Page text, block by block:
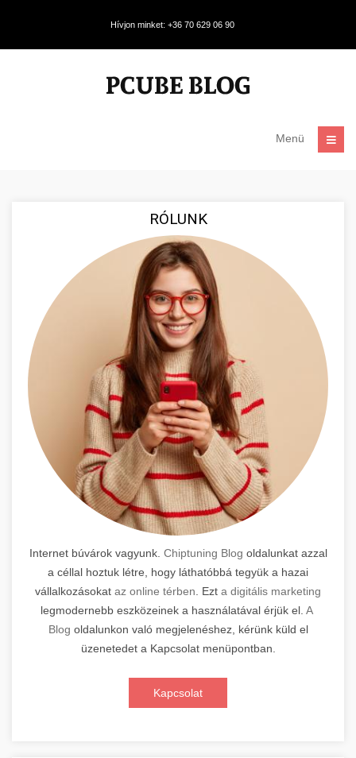
Hívjon minket: +36 70 629 06 90
Menü
RÓLUNK
Internet búvárok vagyunk. Chiptuning Blog oldalunkat azzal
a céllal hoztuk létre, hogy láthatóbbá tegyük a hazai
vállalkozásokat az online térben . Ezt a digitális marketing
legmodernebb eszközeinek a használatával érjük el. A
Blog oldalunkon való megjelenéshez, kérünk küld el
üzenetedet a Kapcsolat menüpontban.
Kapcsolat